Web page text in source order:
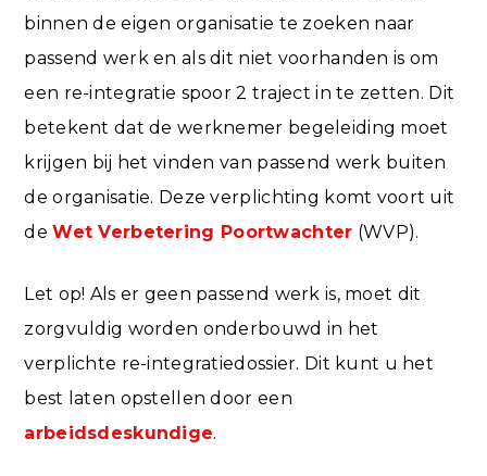
binnen de eigen organisatie te zoeken naar
passend werk en als dit niet voorhanden is om
een re-integratie spoor 2 traject in te zetten. Dit
betekent dat de werknemer begeleiding moet
krijgen bij het vinden van passend werk buiten
de organisatie. Deze verplichting komt voort uit
deWet Verbetering Poortwachter (WVP).
Let op! Als er geen passend werk is, moet dit
zorgvuldig worden onderbouwd in het
verplichte re-integratiedossier. Dit kunt u het
best laten opstellen door een
arbeidsdeskundige.